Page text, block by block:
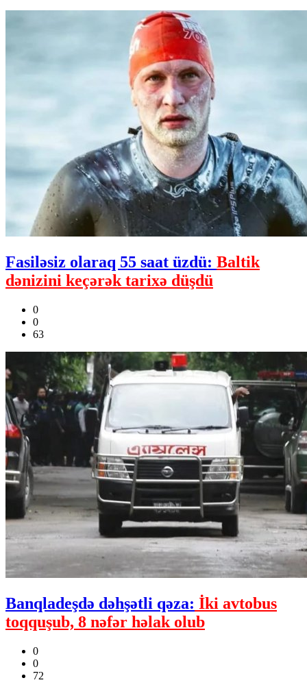
Fasiləsiz olaraq 55 saat üzdü: Baltik
dənizini keçərək tarixə düşdü
0
0
63
Banqladeşdə dəhşətli qəza: İki avtobus
toqquşub, 8 nəfər həlak olub
0
0
72